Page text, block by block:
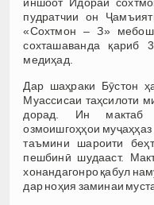
пудратчии он
«Сохтмон – З»
сохташаванда қариб
медиҳад.
Дар шаҳраки Бӯстон
Муассисаи таҳсилоти
дорад. Ин мактаб
озмоишгоҳҳои
таъмини шароити
пешбинӣ шудааст.
хонандагонро қабул
дар ноҳия заминаи